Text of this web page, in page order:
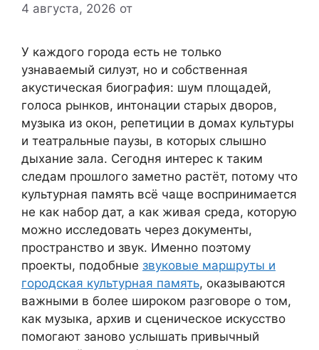
4 августа, 2026 от
У каждого города есть не только
узнаваемый силуэт, но и собственная
акустическая биография: шум площадей,
голоса рынков, интонации старых дворов,
музыка из окон, репетиции в домах культуры
и театральные паузы, в которых слышно
дыхание зала. Сегодня интерес к таким
следам прошлого заметно растёт, потому что
культурная память всё чаще воспринимается
не как набор дат, а как живая среда, которую
можно исследовать через документы,
пространство и звук. Именно поэтому
проекты, подобные звуковые маршруты и
городская культурная память, оказываются
важными в более широком разговоре о том,
как музыка, архив и сценическое искусство
помогают заново услышать привычный